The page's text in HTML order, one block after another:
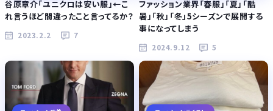
谷原章介「ユニクロは安い服」←こ
れ言うほど間違ったこと言ってるか？
2023.2.2 7
ファッション業界「春服」「夏」「酷
暑」「秋」「冬」5シーズンで展開する
事になってしまう
2024.9.12 5